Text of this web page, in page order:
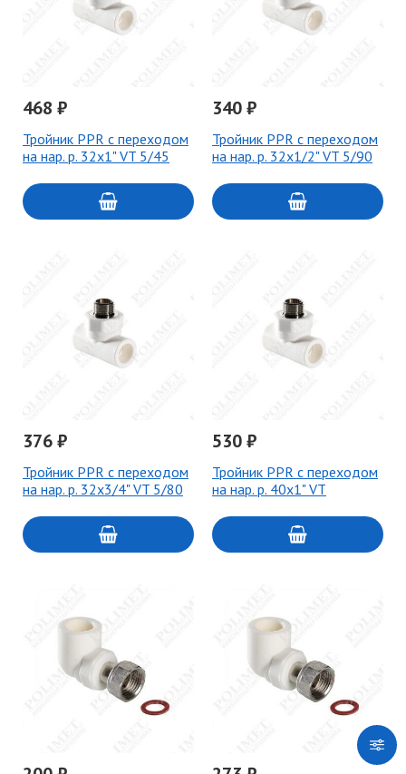
468 ₽
Тройник PPR с переходом
на нар. р. 32х1" VT 5/45
340 ₽
Тройник PPR с переходом
на нар. р. 32х1/2" VT 5/90
376 ₽
Тройник PPR с переходом
на нар. р. 32х3/4" VT 5/80
530 ₽
Тройник PPR с переходом
на нар. р. 40х1" VT